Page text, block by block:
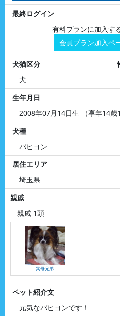
最終ログイン
有料プランに加入す
会員プラン加入ペ
犬猫区分
犬
生年月日
2008年07月14日生 （享年14歳
犬種
パピヨン
居住エリア
埼玉県
親戚
親戚 1頭
異母兄弟
ペット紹介文
元気なパピヨンです！